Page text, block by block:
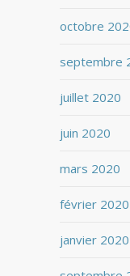
octobre
septembre
juillet 2020
juin 2020
mars 2020
février 2020
janvier 2020